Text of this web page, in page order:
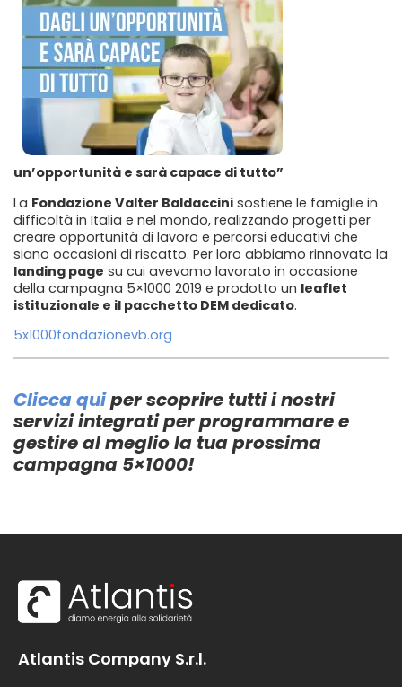
un’opportunità e sarà capace di tutto”
La Fondazione Valter Baldaccini sostiene le famiglie in
difficoltà in Italia e nel mondo, realizzando progetti per
creare opportunità di lavoro e percorsi educativi che
siano occasioni di riscatto. Per loro abbiamo rinnovato la
landing page su cui avevamo lavorato in occasione
della campagna 5×1000 2019 e prodotto un leaflet
istituzionale e il pacchetto DEM dedicato.
5x1000fondazionevb.org
Clicca quiper scoprire tutti i nostri
servizi integrati per programmare e
gestire al meglio la tua prossima
campagna 5×1000!
Atlantis Company S.r.l.